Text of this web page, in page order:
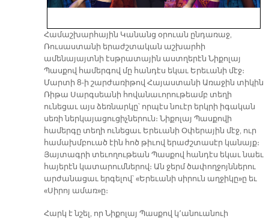
Համաշխարհային Կանանց օրուան ընդառաջ,
Ռուսաստանի երաժշտական աշխարհի
ամենայայտնի էսթրատային աստղերէն Նիքոլայ
Պասքով համերգով մը հանդէս եկաւ Երեւանի մէջ։
Մարտի 8-ի շարժառիթով Հայաստանի Առաջին տիկին
Ռիթա Սարգսեանի հովանաւորութեամբ տեղի
ունեցաւ այս ձեռնարկը՝ որպէս նուէր երկրի իգական
սեռի ներկայացուցիչներուն։ Նիքոլայ Պասքովի
համերգը տեղի ունեցաւ Երեւանի Օփերային մէջ, ուր
համախմբուած էին հոծ թիւով երաժշտասէր կանայք։
Յայտագրի տեւողութեան Պասքով հանդէս եկաւ նաեւ
հայերէն կատարումներով։ Ան ջերմ ծափողջոյններու
արժանացաւ երգելով՝ «Երեւանի սիրուն աղջիկը»ը եւ
«Սիրոյ ամառ»ը։
Հարկ է նշել, որ Նիքոլայ Պասքով կ՚անուանուի